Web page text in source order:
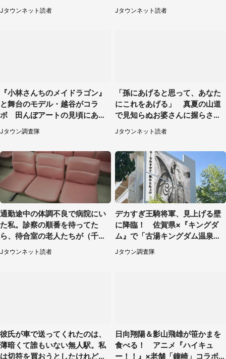
が...（埼玉県・50代女性）
Jタウンネット読者 Jタウンネット読者
『小林さんちのメイドラゴン』
と舞台のモデル・越谷がコラ
ボ 田んぼアートの見頃にあわ
せて企画続々【7／31～】
Jタウン調査隊
「孫にあげると思って、あなた
にこれをあげる」 真夏の山道
で見知らぬお婆さんに握らされ
たもの（山口県・30代女性）
Jタウンネット読者
通勤途中の体調不良で病院にい
た私。診察の順番を待ってた
ら、待合室の老人たちが（千葉
県・50代男性）
Jタウンネット読者
デカすぎ王騎将軍、見上げる壁
に降臨！ 佐賀県×『キングダ
ム』で「古湯キングダム温泉
郷」【7／17～9／30】
Jタウン調査隊
彼氏が車で送ってくれたのは、
薄暗くて誰もいない無人駅。私
は切符を買おうとしたけれど
日向翔陽＆影山飛雄が笹かまを
食べる！ アニメ『ハイキュ
ー！！』×老舗「鐘崎」コラボ